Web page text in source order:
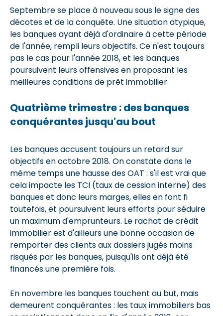
Septembre se place à nouveau sous le signe des
décotes et de la conquête. Une situation atypique,
les banques ayant déjà d'ordinaire à cette période
de l'année, rempli leurs objectifs. Ce n'est toujours
pas le cas pour l'année 2018, et les banques
poursuivent leurs offensives en proposant les
meilleures conditions de prêt immobilier.
Quatrième trimestre : des banques
conquérantes jusqu'au bout
Les banques accusent toujours un retard sur
objectifs en octobre 2018. On constate dans le
même temps une hausse des OAT : s'il est vrai que
cela impacte les TCI (taux de cession interne) des
banques et donc leurs marges, elles en font fi
toutefois, et poursuivent leurs efforts pour séduire
un maximum d'emprunteurs. Le rachat de crédit
immobilier est d'ailleurs une bonne occasion de
remporter des clients aux dossiers jugés moins
risqués par les banques, puisqu'ils ont déjà été
financés une première fois.
En novembre les banques touchent au but, mais
demeurent conquérantes : les taux immobiliers bas